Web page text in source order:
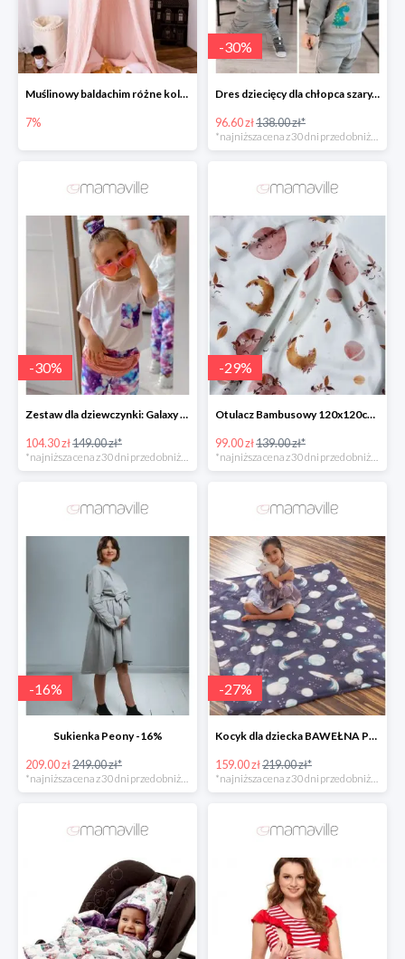
Muślinowy baldachim różne kolory
7%
-30%
Dres dziecięcy dla chłopca szary, dinozaur -30%
96.60 zł138.00 zł*
-30%
Zestaw dla dziewczynki: Galaxy Unicorn -30%
104.30 zł149.00 zł*
*najniższa cena z 30 dni przed obniżką
-29%
Otulacz Bambusowy 120x120cm Boho space Mi Bebe -28%
99.00 zł139.00 zł*
*najniższa cena z 30 dni przed obniżką
-16%
Sukienka Peony -16%
209.00 zł249.00 zł*
-27%
Kocyk dla dziecka BAWEŁNA PREMIUM -27%
159.00 zł219.00 zł*